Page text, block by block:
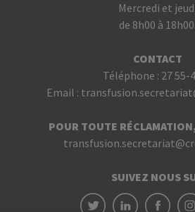
Mercredi et
de 8h00 à 18h00.
CONTACT
Téléphone : 27 55-
Email :
POUR TOUTE
SUIVEZ NOUS